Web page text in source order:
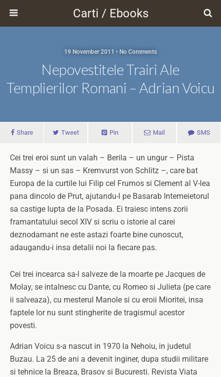
Carti / Ebooks
19 November 2011 • No Comments
Nepovestitele Trairi Ale
Templierilor Romani – Adrian Voicu
Share Tweet Pin Mail SMS
Cei trei eroi sunt un valah – Berila – un ungur – Pista
Massy – si un sas – Kremvurst von Schlitz –, care bat
Europa de la curtile lui Filip cel Frumos si Clement al V-lea
pana dincolo de Prut, ajutandu-l pe Basarab Intemeietorul
sa castige lupta de la Posada. Ei traiesc intens zorii
framantatului secol XIV si scriu o istorie al carei
deznodamant ne este astazi foarte bine cunoscut,
adaugandu-i insa detalii noi la fiecare pas.
Cei trei incearca sa-l salveze de la moarte pe Jacques de
Molay, se intalnesc cu Dante, cu Romeo si Julieta (pe care
ii salveaza), cu mesterul Manole si cu eroii Mioritei, insa
faptele lor nu sunt stingherite de tragismul acestor
povesti.
Adrian Voicu s-a nascut in 1970 la Nehoiu, in judetul
Buzau. La 25 de ani a devenit inginer, dupa studii militare
si tehnice la Breaza, Brasov si Bucuresti. Revista Viata